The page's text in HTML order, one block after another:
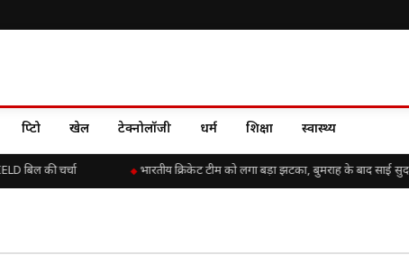
क्रिप्टो खेल टेक्नोलॉजी धर्म शिक्षा स्वास्थ्य
बिल की चर्चा भारतीय क्रिकेट टीम को लगा बड़ा झटका, बुमराह के बाद साई